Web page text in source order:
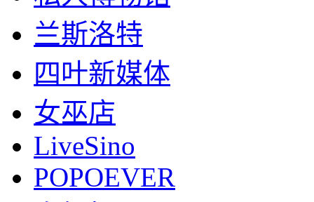
兰斯洛特
四叶新媒体
女巫店
LiveSino
POPOEVER